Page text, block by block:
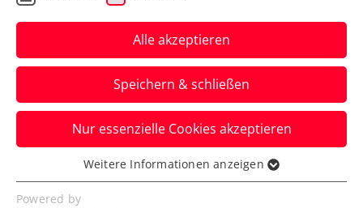
News filtern
Alle akzeptieren
Speichern & schließen
Nur essenzielle Cookies akzeptieren
Essenziell
Essenzielle Cookies werden für grundlegende
Weitere Informationen anzeigen
Powered by